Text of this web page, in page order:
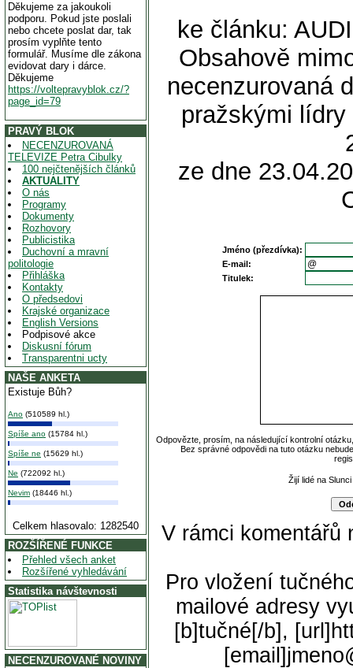
Děkujeme za jakoukoli
podporu. Pokud jste poslali
nebo chcete poslat dar, tak
prosím vyplňte tento
formulář. Musíme dle zákona
evidovat dary i dárce.
Děkujeme
https://voltepravyblok.cz/?
page_id=79
PRAVÝ BLOK
NECENZUROVANÁ
TELEVIZE Petra Cibulky
100 nejčtenějších článků
AKTUALITY
O nás
Programy
Dokumenty
Rozhovory
Publicistika
Duchovní a mravní
politologie
Přihláška
Kontakty
O předsedovi
Krajské organizace
English Versions
Podpisové akce
Diskusní fórum
Transparentni ucty
NAŠE ANKETA
Existuje Bůh?
Ano (510589 hl.)
Spíše ano (15784 hl.)
Spíše ne (15629 hl.)
Ne (722092 hl.)
Nevim (18446 hl.)
Celkem hlasovalo: 1282540
ROZŠÍŘENÉ FUNKCE
Přehled všech anket
Rozšířené vyhledávání
Statistika návštevnosti
NECENZUROVANÉ NOVINY
ke článku:
Obsahově
necenzurovaná
pražskými
ze dne
Jméno (přezdívka):
E-mail:
Titulek:
Odpovězte, prosím, na následující kontrolní
Bez správné odpovědi na tuto otázku
Žijí lidé na
V rámci komentářů
Pro vložení
mailové adresy
[b]tučné[/b],